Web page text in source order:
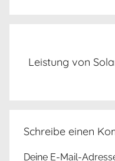
Leistung von
Schreibe einen
Deine E-Mail-